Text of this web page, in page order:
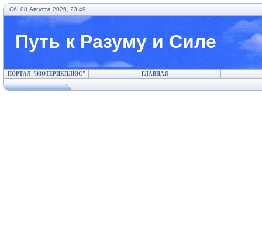
Сб, 08.Августа.2026, 23:49
Путь к Разуму и Силе
ПОРТАЛ "ЭЗОТЕРИКПЛЮС" ГЛАВНАЯ